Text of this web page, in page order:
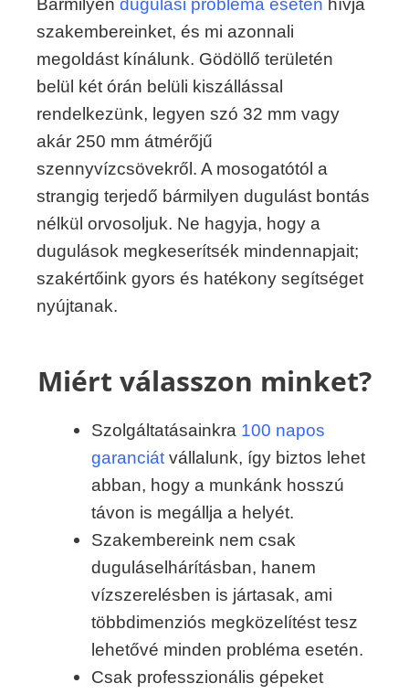
Bármilyen dugulási probléma esetén hívja
szakembereinket, és mi azonnali
megoldást kínálunk. Gödöllő területén
belül két órán belüli kiszállással
rendelkezünk, legyen szó 32 mm vagy
akár 250 mm átmérőjű
szennyvízcsövekről. A mosogatótól a
strangig terjedő bármilyen dugulást bontás
nélkül orvosoljuk. Ne hagyja, hogy a
dugulások megkeserítsék mindennapjait;
szakértőink gyors és hatékony segítséget
nyújtanak.
Miért válasszon minket?
Szolgáltatásainkra 100 napos
garanciát vállalunk, így biztos lehet
abban, hogy a munkánk hosszú
távon is megállja a helyét.
Szakembereink nem csak
duguláselhárításban, hanem
vízszerelésben is jártasak, ami
többdimenziós megközelítést tesz
lehetővé minden probléma esetén.
Csak professzionális gépeket